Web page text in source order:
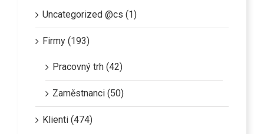
Uncategorized @cs (1)
Firmy (193)
Pracovný trh (42)
Zaměstnanci (50)
Klienti (474)